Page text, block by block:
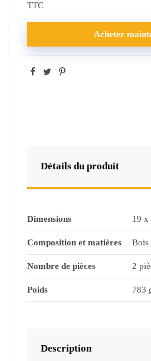
TTC
Acheter
Détails du produit
Dimensions 19 x
Composition et matières Bois
Nombre de pièces 2
Poids 783
Description